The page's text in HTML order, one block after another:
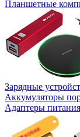
Планшетные
Зарядные
Аккумуляторы
Адаптеры